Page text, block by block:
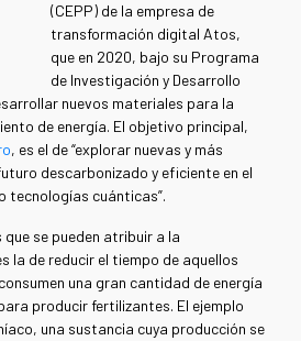
(CEPP) de la empresa de
transformación digital Atos,
que en 2020, bajo su Programa
de Investigación y Desarrollo
nuevos materiales para la
de energía. El objetivo principal,
, es el de “explorar nuevas y más
descarbonizado y eficiente en el
tecnologías cuánticas”.
se pueden atribuir a la
la de reducir el tiempo de aquellos
una gran cantidad de energía
producir fertilizantes. El ejemplo
una sustancia cuya producción se